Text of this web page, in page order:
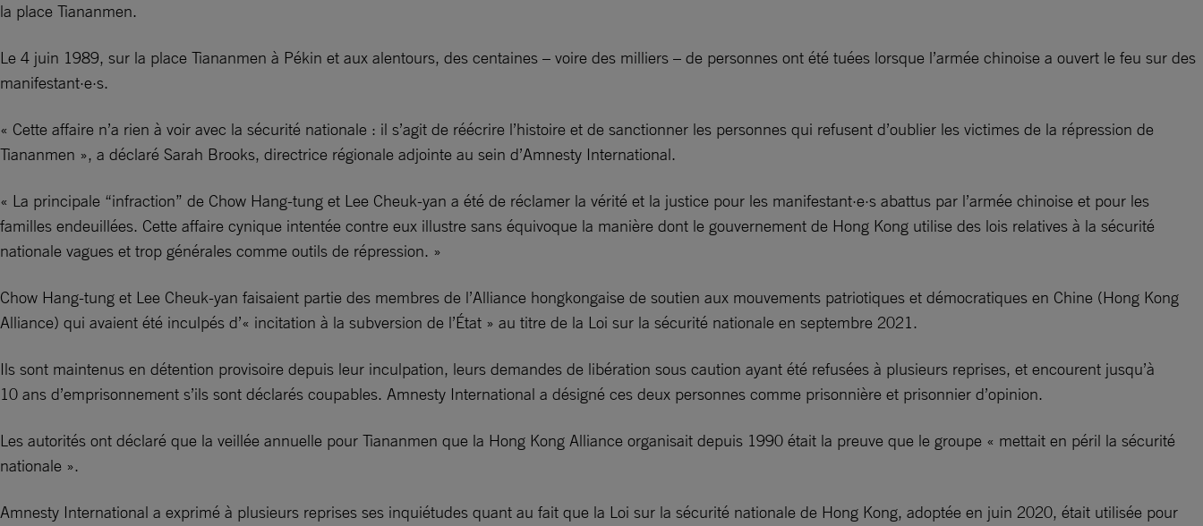
la place Tiananmen.
Le 4 juin 1989, sur la place Tiananmen à Pékin et aux alentours, des centaines – voire des milliers – de personnes ont été tuées lorsque l’armée chinoise a ouvert le feu sur des
manifestant·e·s.
« Cette affaire n’a rien à voir avec la sécurité nationale : il s’agit de réécrire l’histoire et de sanctionner les personnes qui refusent d’oublier les victimes de la répression de
Tiananmen », a déclaré Sarah Brooks, directrice régionale adjointe au sein d’Amnesty International.
« La principale “infraction” de Chow Hang-tung et Lee Cheuk-yan a été de réclamer la vérité et la justice pour les manifestant·e·s abattus par l’armée chinoise et pour les
familles endeuillées. Cette affaire cynique intentée contre eux illustre sans équivoque la manière dont le gouvernement de Hong Kong utilise des lois relatives à la sécurité
nationale vagues et trop générales comme outils de répression. »
Chow Hang-tung et Lee Cheuk-yan faisaient partie des membres de l’Alliance hongkongaise de soutien aux mouvements patriotiques et démocratiques en Chine (Hong Kong
Alliance) qui avaient été inculpés d’« incitation à la subversion de l’État » au titre de la Loi sur la sécurité nationale en septembre 2021.
Ils sont maintenus en détention provisoire depuis leur inculpation, leurs demandes de libération sous caution ayant été refusées à plusieurs reprises, et encourent jusqu’à
10 ans d’emprisonnement s’ils sont déclarés coupables. Amnesty International a désigné ces deux personnes comme prisonnière et prisonnier d’opinion.
Les autorités ont déclaré que la veillée annuelle pour Tiananmen que la Hong Kong Alliance organisait depuis 1990 était la preuve que le groupe « mettait en péril la sécurité
nationale ».
Amnesty International a exprimé à plusieurs reprises ses inquiétudes quant au fait que la Loi sur la sécurité nationale de Hong Kong, adoptée en juin 2020, était utilisée pour